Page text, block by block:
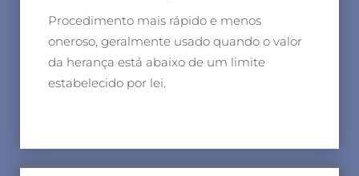
Procedimento mais rápido e menos
oneroso, geralmente usado quando o valor
da herança está abaixo de um limite
estabelecido por lei.